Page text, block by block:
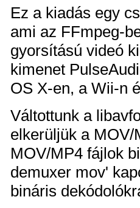
Ez a kiadás egy
ami az FFmpeg-
gyorsítású videó
kimenet
OS X-en, a Wii-n
Váltottunk a
elkerüljük a MOV/
MOV/MP4 fájlok
demuxer mov'
bináris